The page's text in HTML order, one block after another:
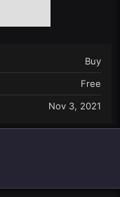
Buy
Free
Nov 3, 2021